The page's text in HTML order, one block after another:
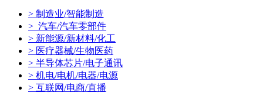
> 制造业/智能制造
> 汽车/汽车零部件
> 新能源/新材料/化工
> 医疗器械/生物医药
> 半导体芯片/电子通讯
> 机电/电机/电器/电源
> 互联网/电商/直播